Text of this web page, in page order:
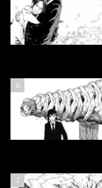
6
7